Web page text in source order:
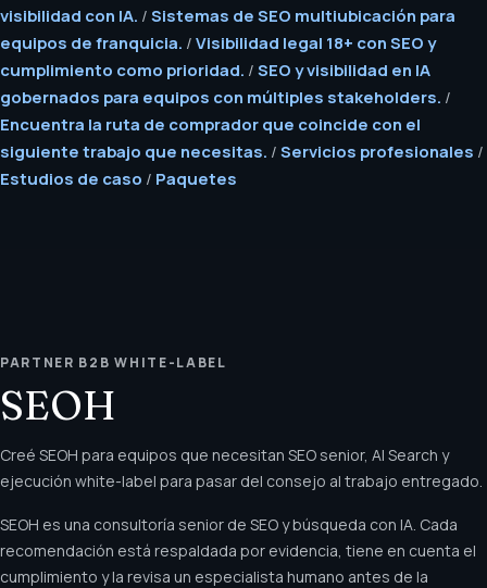
visibilidad con IA. / Sistemas de SEO multiubicación para
equipos de franquicia. / Visibilidad legal 18+ con SEO y
cumplimiento como prioridad. / SEO y visibilidad en IA
gobernados para equipos con múltiples stakeholders. /
Encuentra la ruta de comprador que coincide con el
siguiente trabajo que necesitas. / Servicios profesionales /
Estudios de caso / Paquetes
PARTNER B2B WHITE-LABEL
SEOH
Creé SEOH para equipos que necesitan SEO senior, AI Search y
ejecución white-label para pasar del consejo al trabajo entregado.
SEOH es una consultoría senior de SEO y búsqueda con IA. Cada
recomendación está respaldada por evidencia, tiene en cuenta el
cumplimiento y la revisa un especialista humano antes de la